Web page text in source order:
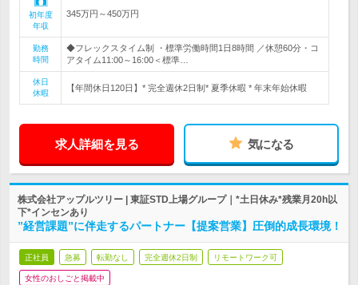
初年度
年収
345万円～450万円
勤務
時間
◆フレックスタイム制 ・標準労働時間1日8時間 ／休憩60分・コ
アタイム11:00～16:00＜標準…
休日
休暇
【年間休日120日】* 完全週休2日制* 夏季休暇 * 年末年始休暇
求人詳細を見る 気になる
株式会社アップルツリー | 東証STD上場グループ｜*土日休み*残業月20h以
下*インセンあり
”経営課題”に伴走するパートナー【提案営業】圧倒的成長環境！
正社員 急募 転勤なし 完全週休2日制 リモートワーク可
女性のおしごと掲載中